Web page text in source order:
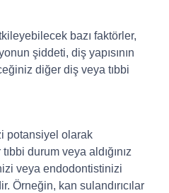
bazı faktörler,
şiddeti, diş yapısının
diğer diş veya tıbbi
potansiyel olarak
durum veya aldığınız
veya endodontistinizi
Örneğin, kan sulandırıcılar